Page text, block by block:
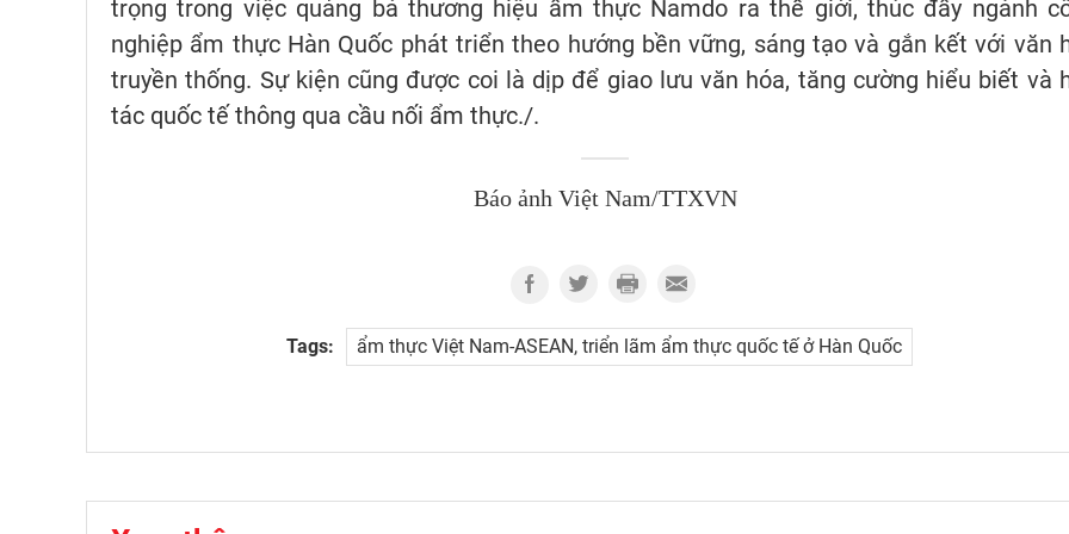
trọng trong việc quảng bá thương hiệu ẩm thực Namdo ra thế giới, thúc đẩy ngành
nghiệp ẩm thực Hàn Quốc phát triển theo hướng bền vững, sáng tạo và gắn kết với văn
truyền thống. Sự kiện cũng được coi là dịp để giao lưu văn hóa, tăng cường hiểu biết và
tác quốc tế thông qua cầu nối ẩm thực./.
Báo ảnh Việt Nam/TTXVN
Tags: ẩm thực Việt Nam-ASEAN, triển lãm ẩm thực quốc tế ở Hàn Quốc